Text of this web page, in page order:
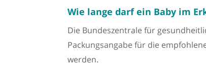
Wie lange darf ein Baby im
Die Bundeszentrale für
Packungsangabe für die
werden.